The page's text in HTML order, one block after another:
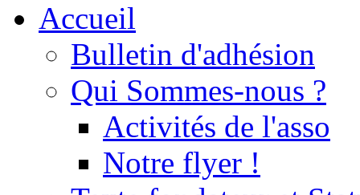
Accueil
Bulletin d'adhésion
Qui Sommes-nous ?
Activités de l'asso
Notre flyer !